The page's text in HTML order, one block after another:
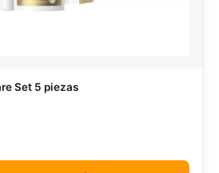
Set 5 piezas